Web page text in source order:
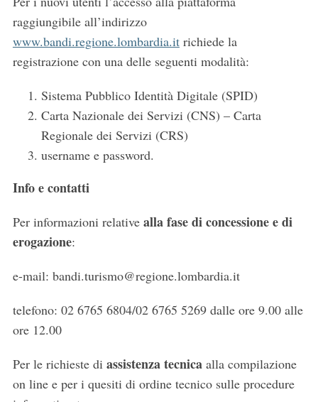
raggiungibile all’indirizzo
www.bandi.regione.lombardia.itrichiede la
registrazione con una delle seguenti modalità:
Sistema Pubblico Identità Digitale (SPID)
Carta Nazionale dei Servizi (CNS) – Carta
Regionale dei Servizi (CRS)
username e password.
Info e contatti
Per informazioni relative alla fase di concessione e di
erogazione:
e-mail: bandi.turismo@regione.lombardia.it
telefono: 02 6765 6804/02 6765 5269 dalle ore 9.00 alle
ore 12.00
Per le richieste di assistenza tecnicaalla compilazione
on line e per i quesiti di ordine tecnico sulle procedure
S
a